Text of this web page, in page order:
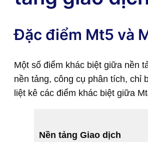
Đặc điểm Mt5 và
Một số điểm khác biệt giữa nền
nền tảng, công cụ phân tích, chỉ
liệt kê các điểm khác biệt giữa
Nền tảng Giao dịch